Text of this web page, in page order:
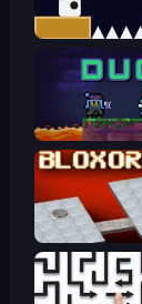
Jumping Clones
Duo
Bloxorz